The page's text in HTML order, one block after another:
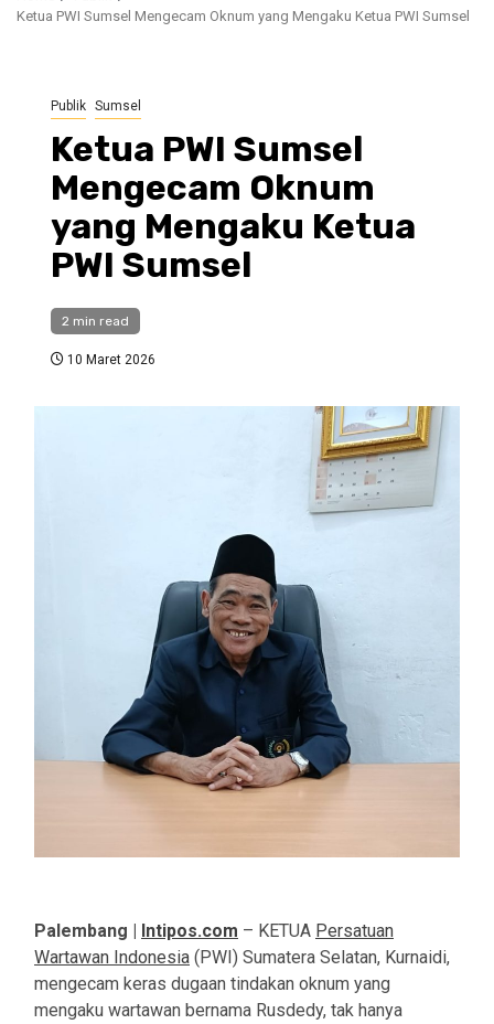
Ketua PWI Sumsel Mengecam Oknum yang Mengaku Ketua PWI Sumsel
Publik Sumsel
Ketua PWI Sumsel
Mengecam Oknum
yang Mengaku Ketua
PWI Sumsel
2 min read
10 Maret 2026
Palembang | Intipos.com – KETUA Persatuan
Wartawan Indonesia (PWI) Sumatera Selatan, Kurnaidi,
mengecam keras dugaan tindakan oknum yang
mengaku wartawan bernama Rusdedy, tak hanya